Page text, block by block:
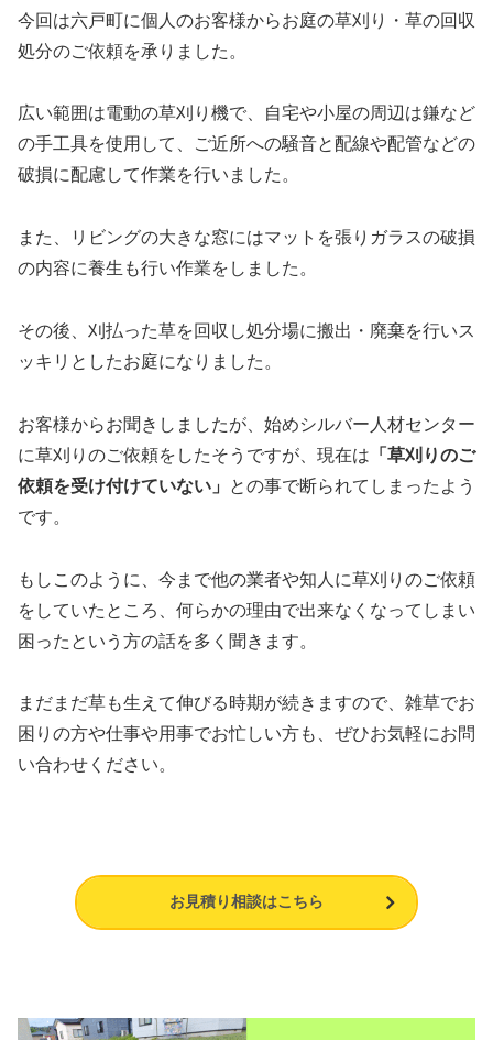
今回は六戸町に個人のお客様からお庭の草刈り・草の回収
処分のご依頼を承りました。
広い範囲は電動の草刈り機で、自宅や小屋の周辺は鎌など
の手工具を使用して、ご近所への騒音と配線や配管などの
破損に配慮して作業を行いました。
また、リビングの大きな窓にはマットを張りガラスの破損
の内容に養生も行い作業をしました。
その後、刈払った草を回収し処分場に搬出・廃棄を行いス
ッキリとしたお庭になりました。
お客様からお聞きしましたが、始めシルバー人材センター
に草刈りのご依頼をしたそうですが、現在は 「草刈りのご
依頼を受け付けていない」
との事で断られてしまったよう
です。
もしこのように、今まで他の業者や知人に草刈りのご依頼
をしていたところ、何らかの理由で出来なくなってしまい
困ったという方の話を多く聞きます。
まだまだ草も生えて伸びる時期が続きますので、雑草でお
困りの方や仕事や用事でお忙しい方も、ぜひお気軽にお問
い合わせください。
お見積り相談はこちら